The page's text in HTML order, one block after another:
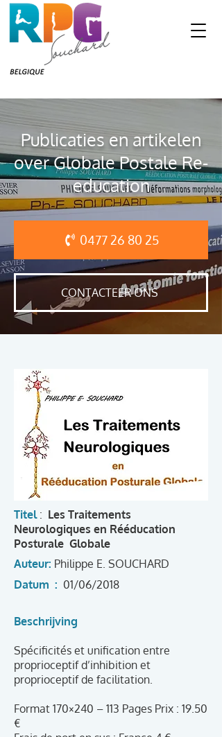
Publicaties en artikelen
over Globale Postale Re-
education
0477 26 80 25
CONTACTEER ONS
Titel: Les Traitements
Neurologiques en Rééducation
Posturale Globale
Auteur: Philippe E. SOUCHARD
Datum : 01/06/2018
Beschrijving
Spécificités et unification entre
proprioceptif d’inhibition et
proprioceptif de facilitation.
Format 170×240 – 113 Pages Prix : 19.50
€